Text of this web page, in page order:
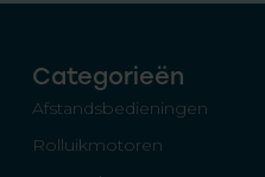
Categorieën
Afstandsbedieningen
Rolluikmotoren